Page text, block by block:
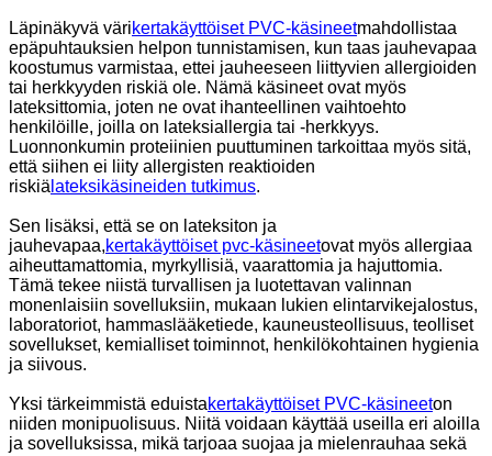
Läpinäkyvä värikertakäyttöiset PVC-käsineetmahdollistaa
epäpuhtauksien helpon tunnistamisen, kun taas jauhevapaa
koostumus varmistaa, ettei jauheeseen liittyvien allergioiden
tai herkkyyden riskiä ole. Nämä käsineet ovat myös
lateksittomia, joten ne ovat ihanteellinen vaihtoehto
henkilöille, joilla on lateksiallergia tai -herkkyys.
Luonnonkumin proteiinien puuttuminen tarkoittaa myös sitä,
että siihen ei liity allergisten reaktioiden
riskiä lateksikäsineiden tutkimus.
Sen lisäksi, että se on lateksiton ja
jauhevapaa,kertakäyttöiset pvc-käsineetovat myös allergiaa
aiheuttamattomia, myrkyllisiä, vaarattomia ja hajuttomia.
Tämä tekee niistä turvallisen ja luotettavan valinnan
monenlaisiin sovelluksiin, mukaan lukien elintarvikejalostus,
laboratoriot, hammaslääketiede, kauneusteollisuus, teolliset
sovellukset, kemialliset toiminnot, henkilökohtainen hygienia
ja siivous.
Yksi tärkeimmistä eduistakertakäyttöiset PVC-käsineeton
niiden monipuolisuus. Niitä voidaan käyttää useilla eri aloilla
ja sovelluksissa, mikä tarjoaa suojaa ja mielenrauhaa sekä